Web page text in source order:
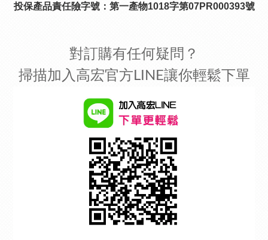
投保產品責任險字號： 第一產物1018字第07PR000393號
對訂購有任何疑問？
掃描加入高宏官方LINE讓你輕鬆下單